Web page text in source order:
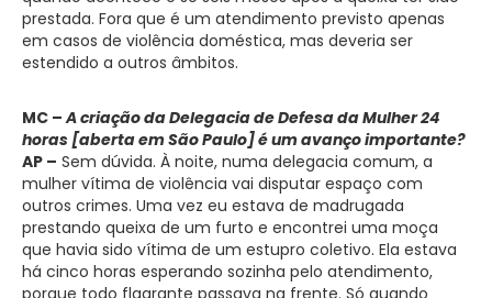
prestada. Fora que é um atendimento previsto apenas
em casos de violência doméstica, mas deveria ser
estendido a outros âmbitos.
MC –A criação da Delegacia de Defesa da Mulher 24
horas [aberta em São Paulo] é um avanço importante?
AP – Sem dúvida. À noite, numa delegacia comum, a
mulher vítima de violência vai disputar espaço com
outros crimes. Uma vez eu estava de madrugada
prestando queixa de um furto e encontrei uma moça
que havia sido vítima de um estupro coletivo. Ela estava
há cinco horas esperando sozinha pelo atendimento,
porque todo flagrante passava na frente. Só quando